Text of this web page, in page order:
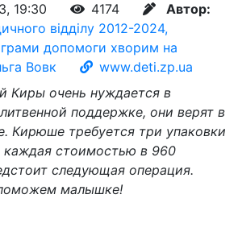
19:30 4174
Автор:
відділу 2012-2024,
допомоги хворим на
Вовк
www.deti.zp.ua
Киры очень нуждается в
поддержке, они верят в
Кирюше требуется три упаковки
каждая стоимостью в 960
следующая операция.
малышке!